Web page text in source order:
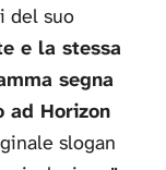
del suo
e la stessa
segna
Horizon
slogan